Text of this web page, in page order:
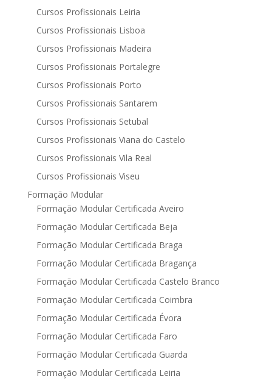
Cursos Profissionais Leiria
Cursos Profissionais Lisboa
Cursos Profissionais Madeira
Cursos Profissionais Portalegre
Cursos Profissionais Porto
Cursos Profissionais Santarem
Cursos Profissionais Setubal
Cursos Profissionais Viana do Castelo
Cursos Profissionais Vila Real
Cursos Profissionais Viseu
Formação Modular
Formação Modular Certificada Aveiro
Formação Modular Certificada Beja
Formação Modular Certificada Braga
Formação Modular Certificada Bragança
Formação Modular Certificada Castelo Branco
Formação Modular Certificada Coimbra
Formação Modular Certificada Évora
Formação Modular Certificada Faro
Formação Modular Certificada Guarda
Formação Modular Certificada Leiria